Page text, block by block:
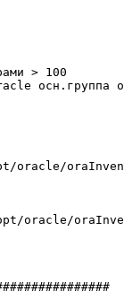
> 100
oracle/
oracle/